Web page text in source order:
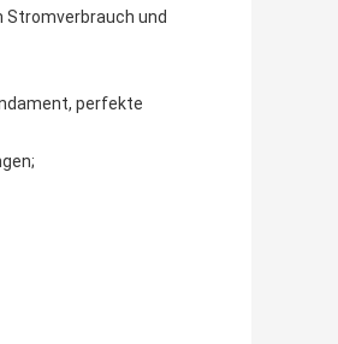
Stromverbrauch und
perfekte